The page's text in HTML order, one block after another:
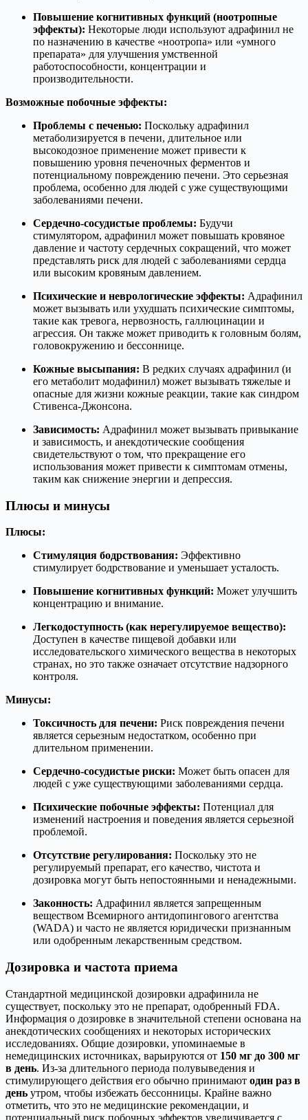
Повышение когнитивных функций (ноотропные
эффекты): Некоторые люди используют адрафинил не
по назначению в качестве «ноотропа» или «умного
препарата» для улучшения умственной
работоспособности, концентрации и
производительности.
Возможные побочные эффекты:
Проблемы с печенью: Поскольку адрафинил
метаболизируется в печени, длительное или
высокодозное применение может привести к
повышению уровня печеночных ферментов и
потенциальному повреждению печени. Это серьезная
проблема, особенно для людей с уже существующими
заболеваниями печени.
Сердечно-сосудистые проблемы: Будучи
стимулятором, адрафинил может повышать кровяное
давление и частоту сердечных сокращений, что может
представлять риск для людей с заболеваниями сердца
или высоким кровяным давлением.
Психические и неврологические эффекты: Адрафинил
может вызывать или ухудшать психические симптомы,
такие как тревога, нервозность, галлюцинации и
агрессия. Он также может приводить к головным болям,
головокружению и бессоннице.
Кожные высыпания: В редких случаях адрафинил (и
его метаболит модафинил) может вызывать тяжелые и
опасные для жизни кожные реакции, такие как синдром
Стивенса-Джонсона.
Зависимость: Адрафинил может вызывать привыкание
и зависимость, и анекдотические сообщения
свидетельствуют о том, что прекращение его
использования может привести к симптомам отмены,
таким как снижение энергии и депрессия.
Плюсы и минусы
Плюсы:
Стимуляция бодрствования: Эффективно
стимулирует бодрствование и уменьшает усталость.
Повышение когнитивных функций: Может улучшить
концентрацию и внимание.
Легкодоступность (как нерегулируемое вещество):
Доступен в качестве пищевой добавки или
исследовательского химического вещества в некоторых
странах, но это также означает отсутствие надзорного
контроля.
Минусы:
Токсичность для печени: Риск повреждения печени
является серьезным недостатком, особенно при
длительном применении.
Сердечно-сосудистые риски: Может быть опасен для
людей с уже существующими заболеваниями сердца.
Психические побочные эффекты: Потенциал для
изменений настроения и поведения является серьезной
проблемой.
Отсутствие регулирования: Поскольку это не
регулируемый препарат, его качество, чистота и
дозировка могут быть непостоянными и ненадежными.
Законность: Адрафинил является запрещенным
веществом Всемирного антидопингового агентства
(WADA) и часто не является юридически признанным
или одобренным лекарственным средством.
Дозировка и частота приема
Стандартной медицинской дозировки адрафинила не
существует, поскольку это не препарат, одобренный FDA.
Информация о дозировке в значительной степени основана на
анекдотических сообщениях и некоторых исторических
исследованиях. Общие дозировки, упоминаемые в
немедицинских источниках, варьируются от 150 мг до 300 мг
в день. Из-за длительного периода полувыведения и
стимулирующего действия его обычно принимают один раз в
день утром, чтобы избежать бессонницы. Крайне важно
отметить, что это не медицинские рекомендации, и
потенциальный риск побочных эффектов увеличивается с